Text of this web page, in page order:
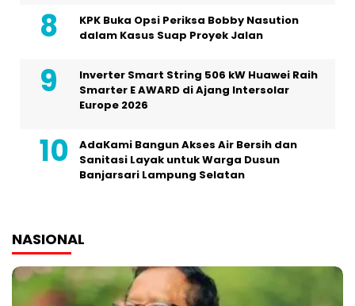
KPK Buka Opsi Periksa Bobby Nasution
dalam Kasus Suap Proyek Jalan
Inverter Smart String 506 kW Huawei Raih
Smarter E AWARD di Ajang Intersolar
Europe 2026
AdaKami Bangun Akses Air Bersih dan
Sanitasi Layak untuk Warga Dusun
Banjarsari Lampung Selatan
NASIONAL